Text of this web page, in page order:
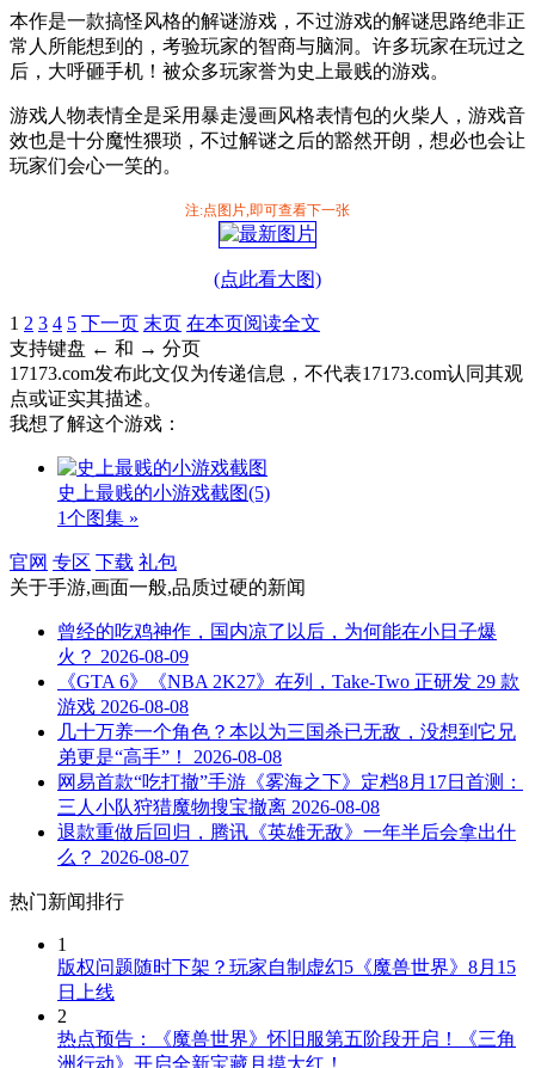
本作是一款搞怪风格的解谜游戏，不过游戏的解谜思路绝非正
常人所能想到的，考验玩家的智商与脑洞。许多玩家在玩过之
后，大呼砸手机！被众多玩家誉为史上最贱的游戏。
游戏人物表情全是采用暴走漫画风格表情包的火柴人，游戏音
效也是十分魔性猥琐，不过解谜之后的豁然开朗，想必也会让
玩家们会心一笑的。
注:点图片,即可查看下一张
(点此看大图)
1 2 3 4 5 下一页 末页 在本页阅读全文
支持键盘 ← 和 → 分页
17173.com发布此文仅为传递信息，不代表17173.com认同其观
点或证实其描述。
我想了解这个游戏：
史上最贱的小游戏截图(5)
1个图集 »
官网 专区 下载 礼包
关于手游,画面一般,品质过硬的新闻
曾经的吃鸡神作，国内凉了以后，为何能在小日子爆
火？ 2026-08-09
《GTA 6》《NBA 2K27》在列，Take-Two 正研发 29 款
游戏 2026-08-08
几十万养一个角色？本以为三国杀已无敌，没想到它兄
弟更是“高手”！
2026-08-08
网易首款“吃打撤”手游《雾海之下》定档8月17日首测：
三人小队狩猎魔物搜宝撤离 2026-08-08
退款重做后回归，腾讯《英雄无敌》一年半后会拿出什
么？ 2026-08-07
热门新闻排行
1
版权问题随时下架？玩家自制虚幻5《魔兽世界》8月15
日上线
2
热点预告：《魔兽世界》怀旧服第五阶段开启！《三角
洲行动》开启全新宝藏月摸大红！